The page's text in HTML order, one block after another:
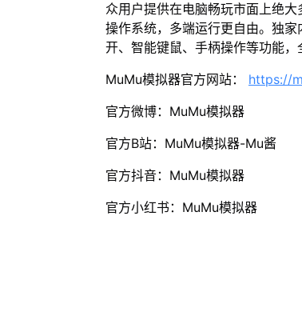
众用户提供在电脑畅玩市面上绝
操作系统，多端运行更自由。独
开、智能键鼠、手柄操作等功能，
MuMu模拟器官方网站： https://
官方微博：MuMu模拟器
官方B站：MuMu模拟器-Mu酱
官方抖音：MuMu模拟器
官方小红书：MuMu模拟器